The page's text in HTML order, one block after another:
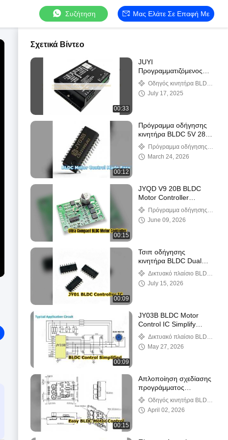
Συζήτηση Μας Ελάτε Σε Επαφή Με
Σχετικά Βίντεο
00:33
JUYI
Προγραμματιζόμενος
Ελεγκτής Ταχύτητας
Κινητήρα DC 3 Φάσεων
Υψηλού Ρεύματος 60A
Οδηγός κινητήρα BLDC
χωρίς αισθητήρα
July 17, 2025
00:12
Πρόγραμμα οδήγησης
κινητήρα BLDC 5V 28V
5A Έλεγχος χωρίς
αισθητήρα
Πρόγραμμα οδήγησης
κινητήρα bldc
March 24, 2026
00:15
JYQD V9 20B BLDC
Motor Controller
Compact Driver Board
Πρόγραμμα οδήγησης
κινητήρα bldc
June 09, 2026
00:09
Τσιπ οδήγησης
κινητήρα BLDC Dual
Hall & Sensorless JY01
Δικτυακό πλαίσιο BLDC
κινητήρα
July 15, 2026
00:09
JY03B BLDC Motor
Control IC Simplify
DesignΔικτυακό πλαίσιο BLDC
κινητήρα
May 27, 2026
00:15
Απλοποίηση σχεδίασης
προγράμματος
οδήγησης κινητήρα
BLDC χωρίς αισθητήρα
Οδηγός κινητήρα BLDC
χωρίς αισθητήρα
April 02, 2026